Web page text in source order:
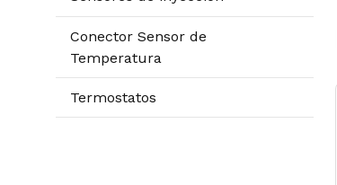
Conector Sensor de
Temperatura
Termostatos